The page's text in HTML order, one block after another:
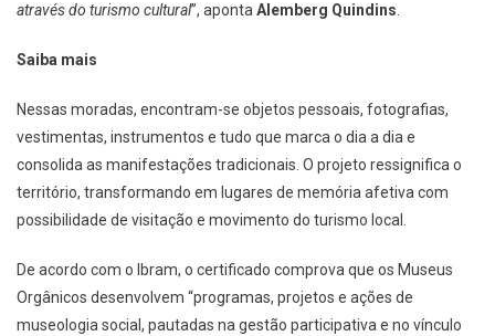
através do turismo cultural”, apontaAlemberg Quindins.
Saiba mais
Nessas moradas, encontram-se objetos pessoais, fotografias,
vestimentas, instrumentos e tudo que marca o dia a dia e
consolida as manifestações tradicionais. O projeto ressignifica o
território, transformando em lugares de memória afetiva com
possibilidade de visitação e movimento do turismo local.
De acordo com o Ibram, o certificado comprova que os Museus
Orgânicos desenvolvem “programas, projetos e ações de
museologia social, pautadas na gestão participativa e no vínculo